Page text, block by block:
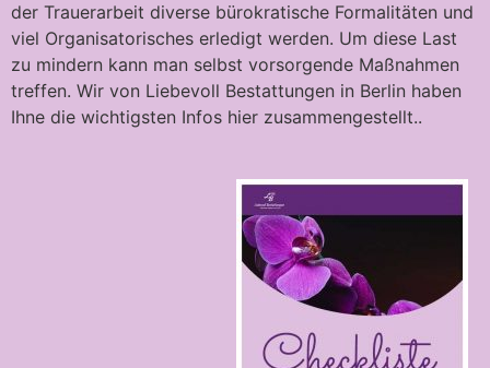
der Trauerarbeit diverse bürokratische Formalitäten und
viel Organisatorisches erledigt werden. Um diese Last
zu mindern kann man selbst vorsorgende Maßnahmen
treffen. Wir von Liebevoll Bestattungen in Berlin haben
Ihne die wichtigsten Infos hier zusammengestellt..